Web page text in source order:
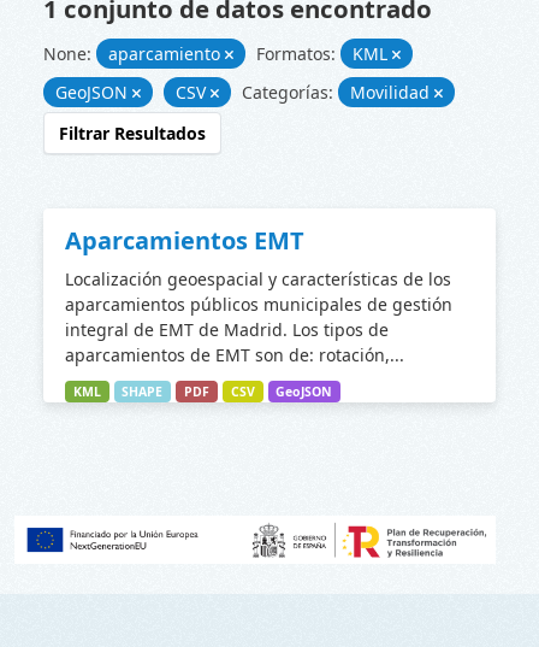
1 conjunto de datos encontrado
None: aparcamiento Formatos:
KML
GeoJSON
CSV Categorías:
Movilidad
Filtrar Resultados
Aparcamientos EMT
Localización geoespacial y características de los
aparcamientos públicos municipales de gestión
integral de EMT de Madrid. Los tipos de
aparcamientos de EMT son de: rotación,...
KML SHAPE PDF CSV GeoJSON